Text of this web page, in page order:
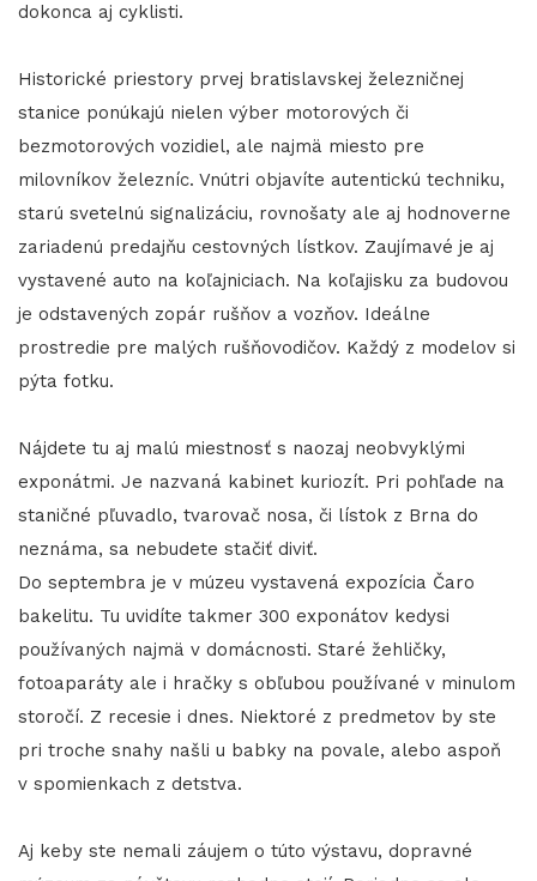
dokonca aj cyklisti.
Historické priestory prvej bratislavskej železničnej
stanice ponúkajú nielen výber motorových či
bezmotorových vozidiel, ale najmä miesto pre
milovníkov železníc. Vnútri objavíte autentickú techniku,
starú svetelnú signalizáciu, rovnošaty ale aj hodnoverne
zariadenú predajňu cestovných lístkov. Zaujímavé je aj
vystavené auto na koľajniciach. Na koľajisku za budovou
je odstavených zopár rušňov a vozňov. Ideálne
prostredie pre malých rušňovodičov. Každý z modelov si
pýta fotku.
Nájdete tu aj malú miestnosť s naozaj neobvyklými
exponátmi. Je nazvaná kabinet kuriozít. Pri pohľade na
staničné pľuvadlo, tvarovač nosa, či lístok z Brna do
neznáma, sa nebudete stačiť diviť.
Do septembra je v múzeu vystavená expozícia Čaro
bakelitu. Tu uvidíte takmer 300 exponátov kedysi
používaných najmä v domácnosti. Staré žehličky,
fotoaparáty ale i hračky s obľubou používané v minulom
storočí. Z recesie i dnes. Niektoré z predmetov by ste
pri troche snahy našli u babky na povale, alebo aspoň
v spomienkach z detstva.
Aj keby ste nemali záujem o túto výstavu, dopravné